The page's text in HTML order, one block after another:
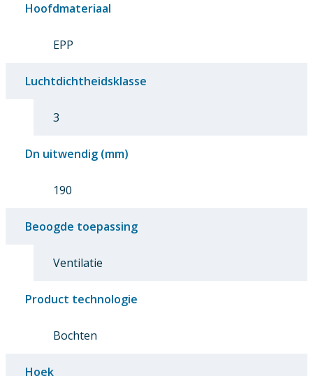
Hoofdmateriaal
EPP
Luchtdichtheidsklasse
3
Dn uitwendig (mm)
190
Beoogde toepassing
Ventilatie
Product technologie
Bochten
Hoek